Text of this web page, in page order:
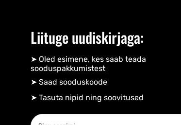
Liituge uudiskirjaga:
➤ Oled esimene, kes saab teada
sooduspakkumistest
➤ Saad sooduskoode​
➤ Tasuta nipid ning soovitused​